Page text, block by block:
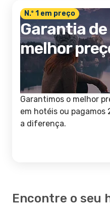
N.º 1 em preço
Garantia de
melhor
Garantimos o melhor
em hotéis ou pagamos
a diferença.
Encontre o seu